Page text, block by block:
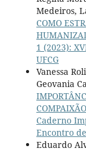
Medeiros,
COMO
1 (2023):
UFCG
Vanessa
Geovania
Caderno
Encontro
Eduardo